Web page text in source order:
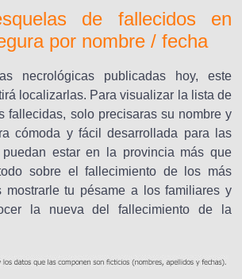
de fallecidos en
por nombre / fecha
necrológicas publicadas hoy, este
localizarlas. Para visualizar la lista de
fallecidas, solo precisaras su nombre y
cómoda y fácil desarrollada para las
estar en la provincia más que
sobre el fallecimiento de los más
mostrarle tu pésame a los familiares y
la nueva del fallecimiento de la